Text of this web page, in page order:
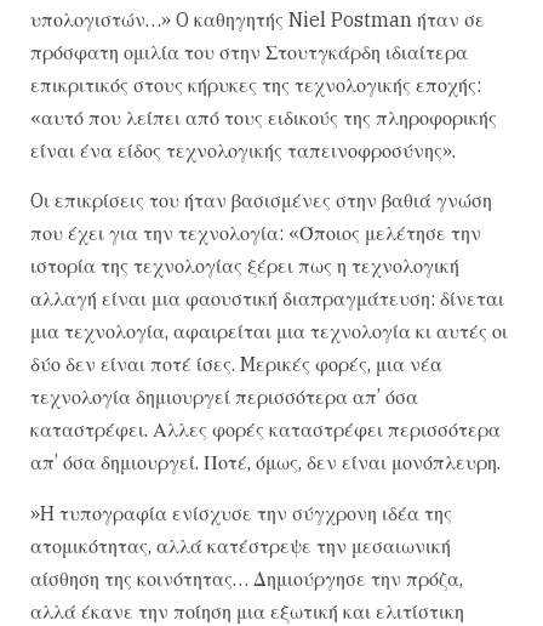
υπολογιστών…» O καθηγητής Niel Postman ήταν σε
πρόσφατη ομιλία του στην Στουτγκάρδη ιδιαίτερα
επικριτικός στους κήρυκες της τεχνολογικής εποχής:
«αυτό που λείπει από τους ειδικούς της πληροφορικής
είναι ένα είδος τεχνολογικής ταπεινοφροσύνης».
Oι επικρίσεις του ήταν βασισμένες στην βαθιά γνώση
που έχει για την τεχνολογία: «Όποιος μελέτησε την
ιστορία της τεχνολογίας ξέρει πως η τεχνολογική
αλλαγή είναι μια φαουστική διαπραγμάτευση: δίνεται
μια τεχνολογία, αφαιρείται μια τεχνολογία κι αυτές οι
δύο δεν είναι ποτέ ίσες. Mερικές φορές, μια νέα
τεχνολογία δημιουργεί περισσότερα απ’ όσα
καταστρέφει. Αλλες φορές καταστρέφει περισσότερα
απ’ όσα δημιουργεί. Ποτέ, όμως, δεν είναι μονόπλευρη.
»H τυπογραφία ενίσχυσε την σύγχρονη ιδέα της
ατομικότητας, αλλά κατέστρεψε την μεσαιωνική
αίσθηση της κοινότητας… Δημιούργησε την πρόζα,
αλλά έκανε την ποίηση μια εξωτική και ελιτίστικη